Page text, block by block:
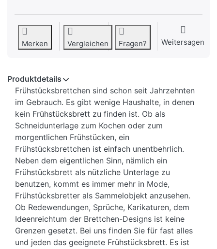
Merken Vergleichen Fragen? Weitersagen
Produktdetails
Frühstücksbrettchen sind schon seit Jahrzehnten
im Gebrauch. Es gibt wenige Haushalte, in denen
kein Frühstücksbrett zu finden ist. Ob als
Schneidunterlage zum Kochen oder zum
morgentlichen Frühstücken, ein
Frühstücksbrettchen ist einfach unentbehrlich.
Neben dem eigentlichen Sinn, nämlich ein
Frühstücksbrett als nützliche Unterlage zu
benutzen, kommt es immer mehr in Mode,
Frühstücksbretter als Sammelobjekt anzusehen.
Ob Redewendungen, Sprüche, Karikaturen, dem
Ideenreichtum der Brettchen-Designs ist keine
Grenzen gesetzt. Bei uns finden Sie für fast alles
und jeden das geeignete Frühstücksbrett. Es ist